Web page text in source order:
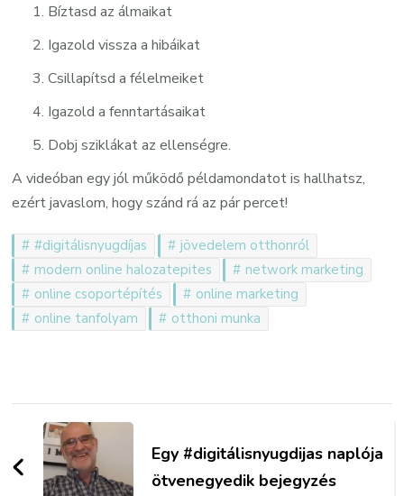
Bíztasd az álmaikat
Igazold vissza a hibáikat
Csillapítsd a félelmeiket
Igazold a fenntartásaikat
Dobj sziklákat az ellenségre.
A videóban egy jól működő példamondatot is hallhatsz,
ezért javaslom, hogy szánd rá az pár percet!
#digitálisnyugdíjas
jövedelem otthonról
modern online halozatepites
network marketing
online csoportépítés
online marketing
online tanfolyam
otthoni munka
Egy #digitálisnyugdijas naplója
ötvenegyedik bejegyzés